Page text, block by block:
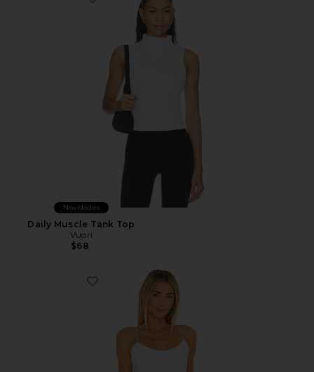
Favorite Daily Muscle Tank Top
Novidades
Daily Muscle Tank Top
Vuori
$68
Favorite Regata Brami